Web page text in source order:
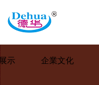
示 企業文化